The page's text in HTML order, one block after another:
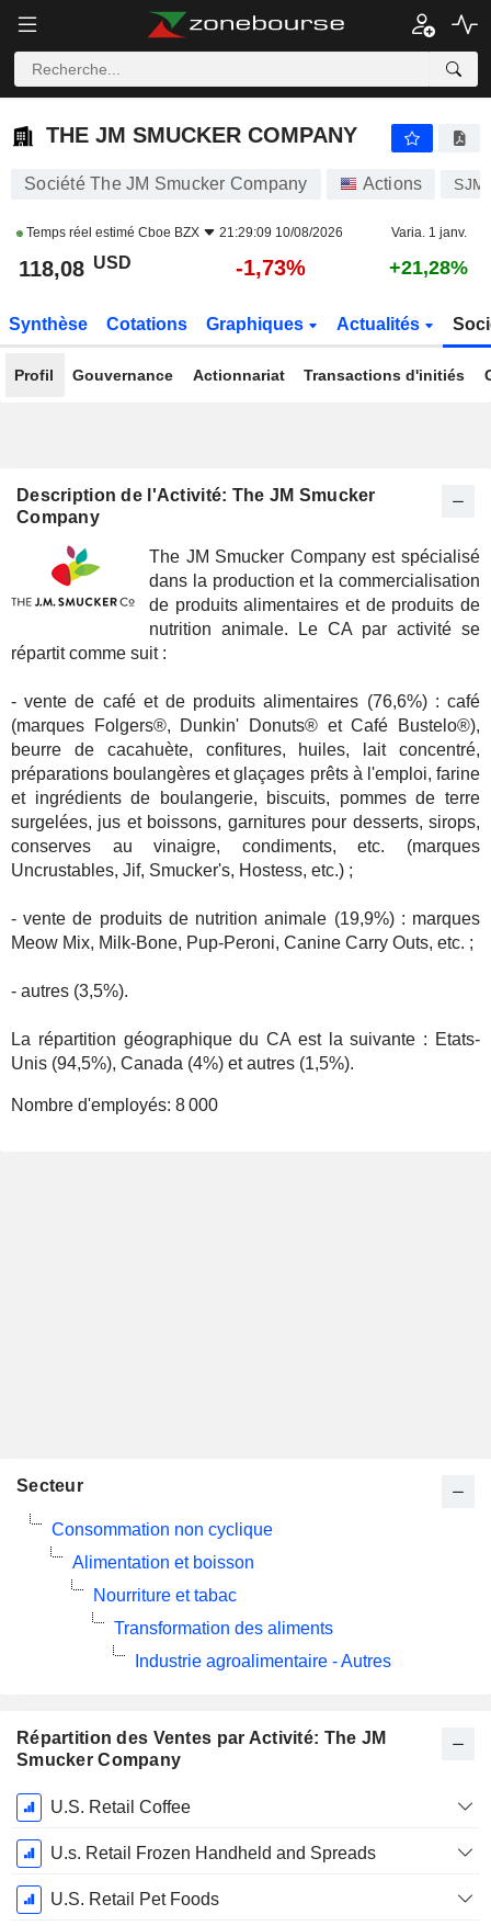
THE JM SMUCKER COMPANY
THE JM SMUCKER COMPANY
Société The JM Smucker Company Actions SJM
Temps réel estimé Cboe BZX 21:29:09 10/08/2026 Varia. 1 janv.
118,08 USD -1,73% +21,28%
Synthèse Cotations Graphiques Actualités
Profil Gouvernance Actionnariat Transactions d'initiés
Description de l'Activité: The JM Smucker
Company
The JM Smucker Company est spécialisé
dans la production et la commercialisation
de produits alimentaires et de produits de
nutrition animale. Le CA par activité se
répartit comme suit :
- vente de café et de produits alimentaires (76,6%) : café
(marques Folgers®, Dunkin' Donuts® et Café Bustelo®),
beurre de cacahuète, confitures, huiles, lait concentré,
préparations boulangères et glaçages prêts à l'emploi, farine
et ingrédients de boulangerie, biscuits, pommes de terre
surgelées, jus et boissons, garnitures pour desserts, sirops,
conserves au vinaigre, condiments, etc. (marques
Uncrustables, Jif, Smucker's, Hostess, etc.) ;
- vente de produits de nutrition animale (19,9%) : marques
Meow Mix, Milk-Bone, Pup-Peroni, Canine Carry Outs, etc. ;
- autres (3,5%).
La répartition géographique du CA est la suivante : Etats-
Unis (94,5%), Canada (4%) et autres (1,5%).
Nombre d'employés: 8 000
Répartition des Ventes par Activité: The JM
Smucker Company
Période
Fiscale:
Avril
U.S. Retail Coffee
U.s. Retail Frozen Handheld and Spreads
U.S. Retail Pet Foods
Secteur
Consommation non cyclique
Alimentation et boisson
Nourriture et tabac
Transformation des aliments
Industrie agroalimentaire - Autres